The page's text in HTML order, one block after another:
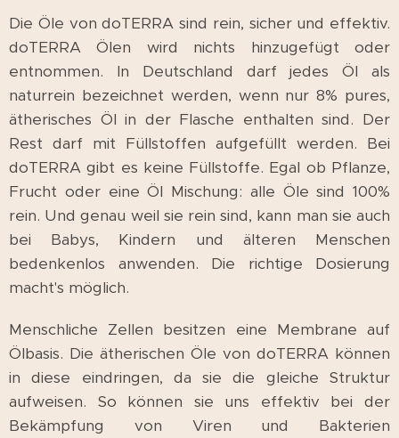
Die Öle von doTERRA sind rein, sicher und effektiv.
doTERRA Ölen wird nichts hinzugefügt oder
entnommen. In Deutschland darf jedes Öl als
naturrein bezeichnet werden, wenn nur 8% pures,
ätherisches Öl in der Flasche enthalten sind. Der
Rest darf mit Füllstoffen aufgefüllt werden. Bei
doTERRA gibt es keine Füllstoffe. Egal ob Pflanze,
Frucht oder eine Öl Mischung: alle Öle sind 100%
rein. Und genau weil sie rein sind, kann man sie auch
bei Babys, Kindern und älteren Menschen
bedenkenlos anwenden. Die richtige Dosierung
macht's möglich.
Menschliche Zellen besitzen eine Membrane auf
Ölbasis. Die ätherischen Öle von doTERRA können
in diese eindringen, da sie die gleiche Struktur
aufweisen. So können sie uns effektiv bei der
Bekämpfung von Viren und Bakterien